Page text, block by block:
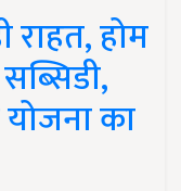
राहत, होम
का